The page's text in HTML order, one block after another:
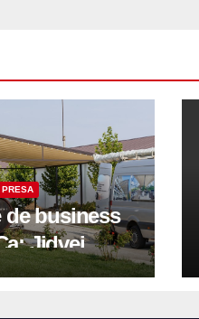
PRESA
de business
Jidvei
terasele în